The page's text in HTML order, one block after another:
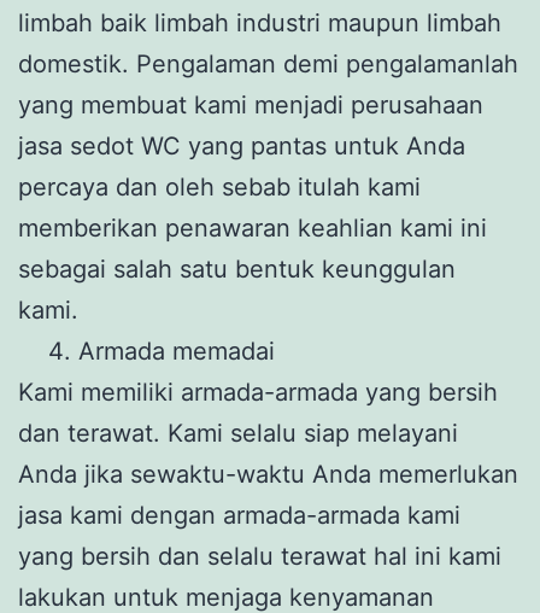
limbah baik limbah industri maupun limbah
domestik. Pengalaman demi pengalamanlah
yang membuat kami menjadi perusahaan
jasa sedot WC yang pantas untuk Anda
percaya dan oleh sebab itulah kami
memberikan penawaran keahlian kami ini
sebagai salah satu bentuk keunggulan
kami.
Armada memadai
Kami memiliki armada-armada yang bersih
dan terawat. Kami selalu siap melayani
Anda jika sewaktu-waktu Anda memerlukan
jasa kami dengan armada-armada kami
yang bersih dan selalu terawat hal ini kami
lakukan untuk menjaga kenyamanan